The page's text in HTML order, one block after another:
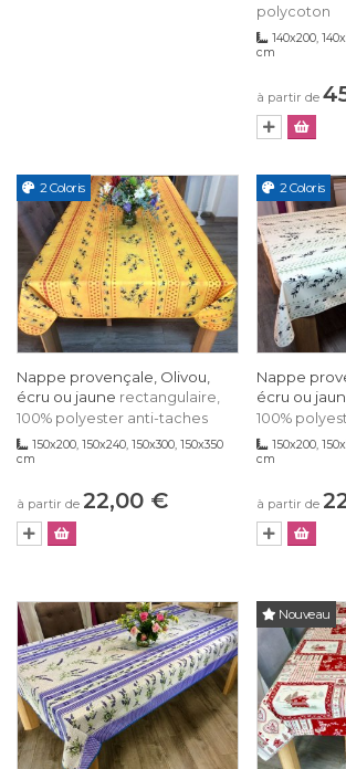
polycoton
140x200,
cm
à partir de
2 Coloris
Nappe provençale, Olivou,
écru ou jaune rectangulaire,
100% polyester anti-taches
150x200, 150x240, 150x300, 150x350
cm
à partir de 22,00 €
2 Coloris
Nappe
écru ou
100%
150x200,
cm
à partir de
Nouveau